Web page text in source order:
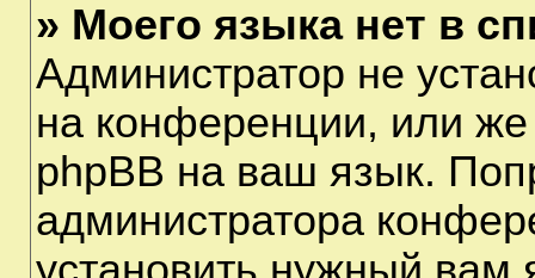
» Моего языка нет в
Администратор не
на конференции, или же
phpBB на ваш язык.
администратора